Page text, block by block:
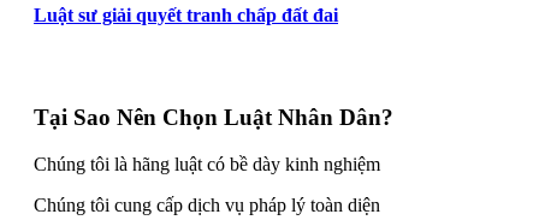
Luật sư giải quyết tranh chấp đất đai
Tại Sao Nên Chọn Luật Nhân Dân?
Chúng tôi là hãng luật có bề dày kinh nghiệm
Chúng tôi cung cấp dịch vụ pháp lý toàn diện